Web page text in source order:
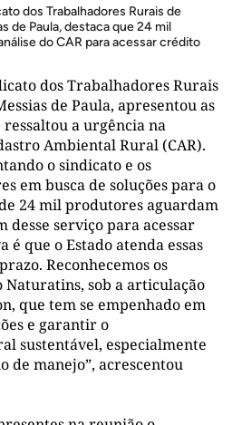
dos Trabalhadores Rurais de
de Paula, destaca que 24 mil
do CAR para acessar crédito
dos Trabalhadores Rurais
de Paula, apresentou as
a urgência na
Ambiental Rural (CAR).
o sindicato e os
em busca de soluções para o
24 mil produtores aguardam
desse serviço para acessar
que o Estado atenda essas
Reconhecemos os
Naturatins, sob a articulação
que tem se empenhado em
e garantir o
sustentável, especialmente
de manejo”, acrescentou